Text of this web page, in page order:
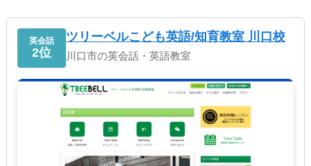
英会話
2位
ツリーベルこども英語/知育教室 川口校
川口市の英会話・英語教室